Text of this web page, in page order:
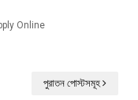
Online
পুরাতন পোস্টসমূহ